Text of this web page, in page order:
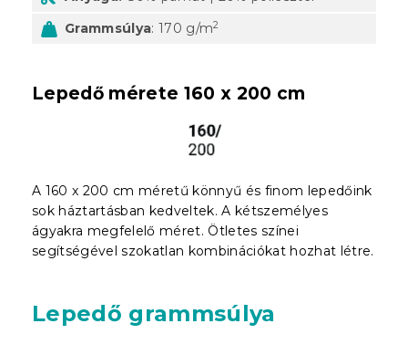
Grammsúlya: 170 g/m2
Lepedő mérete 160 x 200 cm
A 160 x 200 cm méretű könnyű és finom lepedőink
sok háztartásban kedveltek. A kétszemélyes
ágyakra megfelelő méret. Ötletes színei
segítségével szokatlan kombinációkat hozhat létre.
Lepedő grammsúlya